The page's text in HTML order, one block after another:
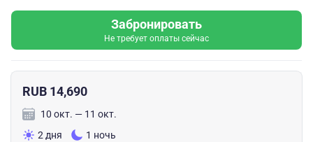
Забронировать
Не требует оплаты сейчас
RUB 14,690
10 окт. — 11 окт.
2 дня
1 ночь